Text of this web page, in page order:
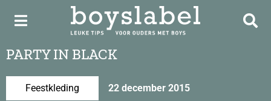
PARTY IN BLACK
Feestkleding 22 december 2015